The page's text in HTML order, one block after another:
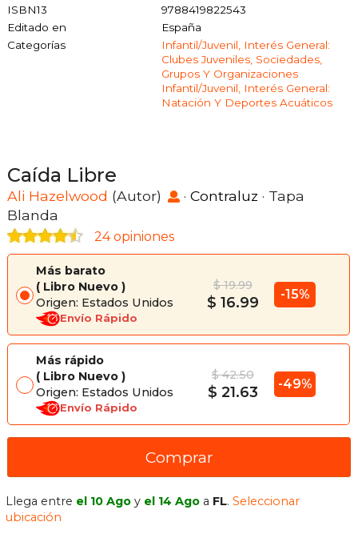
ISBN13
9788419822543
Editado en
España
Categorías
Infantil/juvenil, Interés General:
Clubes Juveniles, Sociedades,
Grupos Y Organizaciones
Infantil/juvenil, Interés General:
Natación Y Deportes Acuáticos
Caída Libre
Ali Hazelwood (Autor) · Contraluz · Tapa
Blanda
24 opiniones
Más barato
Libro Nuevo
Origen: Estados Unidos
Envío Rápido
$ 19.99
$ 16.99 -15%
Más rápido
Libro Nuevo
Origen: Estados Unidos
Envío Rápido
$ 42.50
$ 21.63 -49%
Comprar
Llega entre el 10 Ago y el 14 Ago a FL.Seleccionar
ubicación